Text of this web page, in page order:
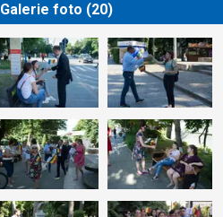
Galerie foto (20)